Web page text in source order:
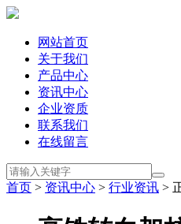
网站首页
关于我们
产品中心
资讯中心
企业资质
联系我们
在线留言
首页 > 资讯中心 > 行业资讯 >